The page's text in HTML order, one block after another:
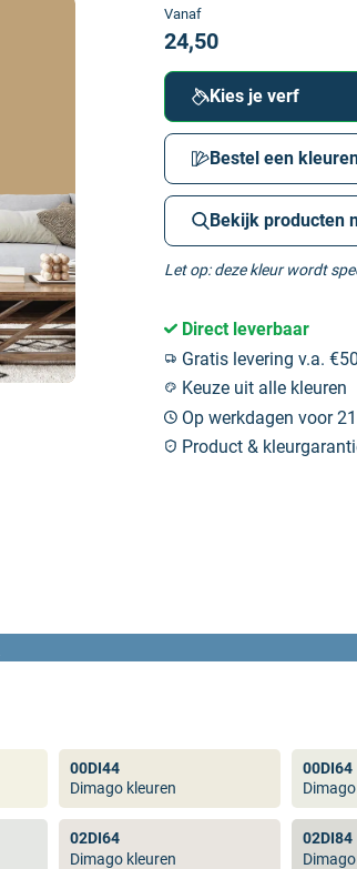
Vanaf
24,50
Kies je verf
Bestel een
Bekijk producten
Let op: deze kleur wordt
Direct leverbaar
Gratis levering v.a.
Keuze uit alle kleuren
Op werkdagen voor
Product &
00DI44
Dimago kleuren
00DI64
02DI64
Dimago kleuren
02DI84